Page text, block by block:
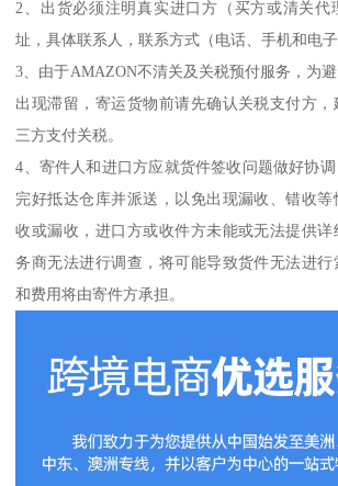
2、出货必须注明真实进口方（买方或清关代
址，具体联系人，联系方式（电话、手机和电子
3、由于AMAZON不清关及关税预付服务，为
出现滞留，寄运货物前请先确认关税支付方
三方支付关税。
4、寄件人和进口方应就货件签收问题做好协
完好抵达仓库并派送，以免出现漏收、错收
收或漏收，进口方或收件方未能或无法提供
务商无法进行调查，将可能导致货件无法进
和费用将由寄件方承担。